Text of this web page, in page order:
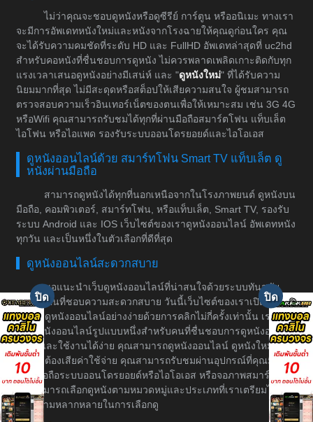
ไม่ว่าคุณจะชอบดูหนังหรือดูซีรีย์ การ์ตูน หรืออนิเมะ ทางเรา
จะมีการอัพเดทหนังใหม่และหนังจากโรงฉายให้คุณดูก่อนใคร คุณ
จะได้รับความคมชัดที่ระดับ HD และ FullHD อัพเดทล่าสุดที่ uc2hd
สำหรับคอหนังที่ชื่นชอบการดูหนัง ไม่ควรพลาดเพลิดเกาะติดกับทุก
แรงเวลาเสนอดูหนังอย่างมีเสน่ห์ และ "ดูหนังใหม่" ที่ได้รับความ
นิยมมากที่สุด ไม่มีสะดุดหรือสต็อปให้เสียความสนใจ ผู้ชมสามารถ
ตรวจสอบความเร็วอินเทอร์เน็ตของตนเพื่อให้เหมาะสม เช่น 3G 4G
หรือWifi คุณสามารถรับชมได้ทุกที่ผ่านมือถือสมาร์ตโฟน แท็บเล็ต
ไอโฟน หรือไอแพด รองรับระบบออนโดรยอยด์และไอโอเอส
ดูหนังออนไลน์ด้วย สมาร์ทโฟน Smart TV แท็บเล็ต ดู
หนังผ่านมือถือ
สามารถดูหนังได้ทุกที่นอกเหนือจากในโรงภาพยนต์ ดูหนังบน
มือถือ, คอมพิวเตอร์, สมาร์ทโฟน, หรือแท็บเล็ต, Smart TV, รองรับ
ระบบ Android และ IOS เว็บไซต์ของเราดูหนังออนไลน์ อัพเดทหนัง
ทุกวัน และเป็นหนึ่งในตัวเลือกที่ดีที่สุด
ดูหนังออนไลน์สะดวกสบาย
ขอแนะนำเว็บดูหนังออนไลน์ที่น่าสนใจด้วยระบบทันสมัย
สำหรับคนที่ชอบความสะดวกสบาย วันนี้เว็บไซต์ของเราเปิดให้
บริการดูหนังออนไลน์อย่างง่ายด้วยการคลิกไม่กี่ครั้งเท่านั้น เราเป็น
เว็บดูหนังออนไลน์รูปแบบหนึ่งสำหรับคนที่ชื่นชอบการดูหนังอย่างมี
ระบบและใช้งานได้ง่าย คุณสามารถดูหนังออนไลน์ ดูหนังใหม่ได้
โดยไม่ต้องเสียค่าใช้จ่าย คุณสามารถรับชมผ่านอุปกรณ์ที่คุณมีอยู่
เช่น มือถือระบบออนโดรยอยด์หรือไอโอเอส หรือจอภาพสมาร์ททีวี
คุณสามารถเลือกดูหนังตามหมวดหมู่และประเภทที่เราเตรียมไว้ให้
เพื่อความหลากหลายในการเลือกดู